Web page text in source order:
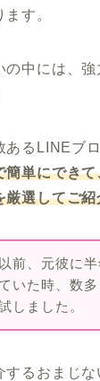
す。
の中には、
あるLINEブ
簡単にでき
厳選してご紹
前、元彼に
いた時、数
しました。
するおまじ